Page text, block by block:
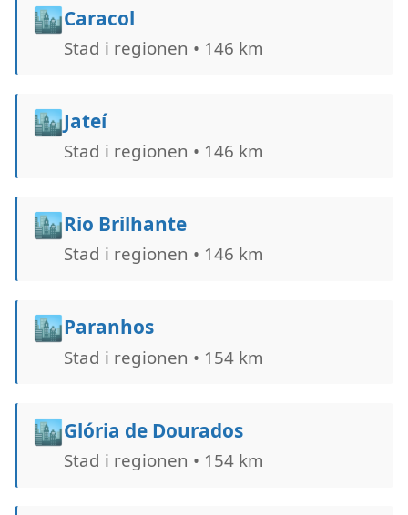
🏙️Caracol
Stad i regionen • 146 km
🏙️Jateí
Stad i regionen • 146 km
🏙️Rio Brilhante
Stad i regionen • 146 km
🏙️Paranhos
Stad i regionen • 154 km
🏙️Glória de Dourados
Stad i regionen • 154 km